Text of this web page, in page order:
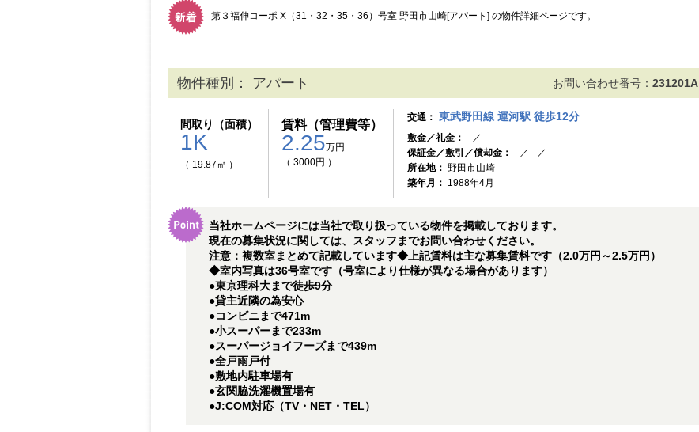
第３福伸コーポ X（31・32・35・36）号室 野田市山崎[アパート] の物件詳細ページです。
物件種別： アパート お問い合わせ番号： 231201A
間取り（面積）
1K
（ 19.87㎡ ）
賃料（管理費等）
2.25万円
（ 3000円 ）
交通： 東武野田線 運河駅 徒歩12分
敷金／礼金： - ／ -
保証金／敷引／償却金： - ／ - ／ -
所在地： 野田市山崎
築年月： 1988年4月
当社ホームページには当社で取り扱っている物件を掲載しております。
現在の募集状況に関しては、スタッフまでお問い合わせください。
注意：複数室まとめて記載しています◆上記賃料は主な募集賃料です（2.0万円～2.5万円）
◆室内写真は36号室です（号室により仕様が異なる場合があります）
●東京理科大まで徒歩9分
●貸主近隣の為安心
●コンビニまで471m
●小スーパーまで233m
●スーパージョイフーズまで439m
●全戸雨戸付
●敷地内駐車場有
●玄関脇洗濯機置場有
●J:COM対応（TV・NET・TEL）